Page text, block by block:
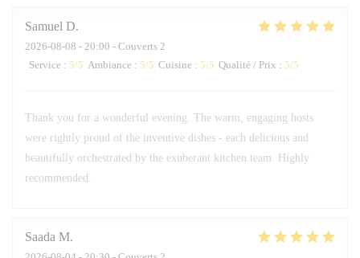
Samuel D
2026-08-08 - 20:00 - Couverts 2
Service : 5/5 Ambiance : 5/5 Cuisine : 5/5 Qualité / Prix : 5/5
Thank you for a wonderful evening. The warm, engaging hosts
were rightly proud of the inventive dishes - each delicious and
beautifully orchestrated by the exuberant kitchen team. Highly
recommended.
Saada M